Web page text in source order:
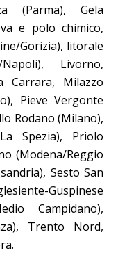
(Parma), Gela
e polo chimico,
Gorizia), litorale
Livorno,
Carrara, Milazzo
Pieve Vergonte
Rodano (Milano),
Spezia), Priolo
(Modena/Reggio
Sesto San
Guspinese
Campidano),
Trento Nord,